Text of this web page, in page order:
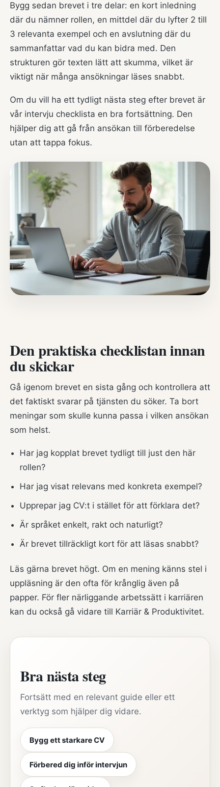
Bygg sedan brevet i tre delar: en kort inledning
där du nämner rollen, en mittdel där du lyfter 2 till
3 relevanta exempel och en avslutning där du
sammanfattar vad du kan bidra med. Den
strukturen gör texten lätt att skumma, vilket är
viktigt när många ansökningar läses snabbt.
Om du vill ha ett tydligt nästa steg efter brevet är
vår intervju checklista en bra fortsättning. Den
hjälper dig att gå från ansökan till förberedelse
utan att tappa fokus.
Den praktiska checklistan innan
du skickar
Gå igenom brevet en sista gång och kontrollera att
det faktiskt svarar på tjänsten du söker. Ta bort
meningar som skulle kunna passa i vilken ansökan
som helst.
Har jag kopplat brevet tydligt till just den här
rollen?
Har jag visat relevans med konkreta exempel?
Upprepar jag CV:t i stället för att förklara det?
Är språket enkelt, rakt och naturligt?
Är brevet tillräckligt kort för att läsas snabbt?
Läs gärna brevet högt. Om en mening känns stel i
uppläsning är den ofta för krånglig även på
papper. För fler närliggande arbetssätt i karriären
kan du också gå vidare till Karriär & Produktivitet.
Bra nästa steg
Fortsätt med en relevant guide eller ett
verktyg som hjälper dig vidare.
Bygg ett starkare CV
Förbered dig inför intervjun